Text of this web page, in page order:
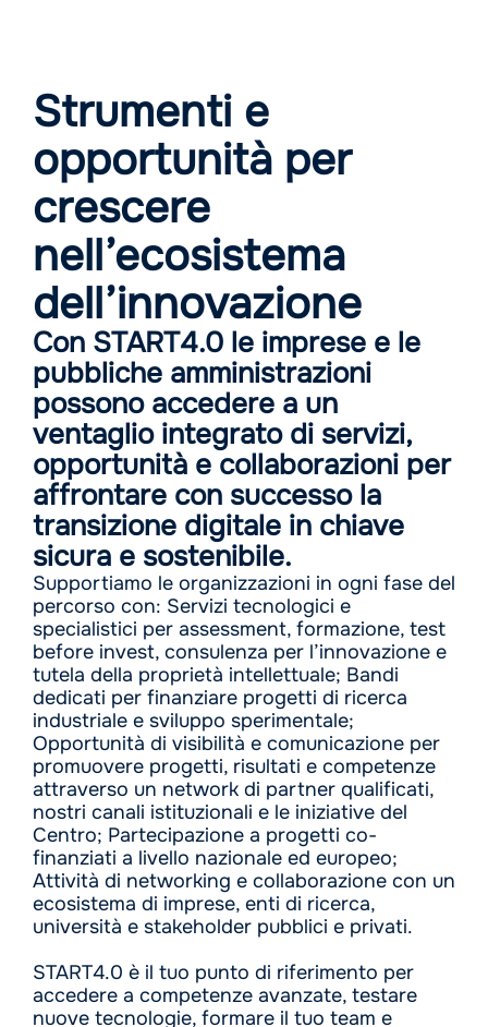
Strumenti e
opportunità per
crescere
nell’ecosistema
dell’innovazione
Con START4.0 le imprese e le
pubbliche amministrazioni
possono accedere a un
ventaglio integrato di servizi,
opportunità e collaborazioni per
affrontare con successo la
transizione digitale in chiave
sicura e sostenibile.
Supportiamo le organizzazioni in ogni fase del
percorso con: Servizi tecnologici e
specialistici per assessment, formazione, test
before invest, consulenza per l’innovazione e
tutela della proprietà intellettuale; Bandi
dedicati per finanziare progetti di ricerca
industriale e sviluppo sperimentale;
Opportunità di visibilità e comunicazione per
promuovere progetti, risultati e competenze
attraverso un network di partner qualificati,
nostri canali istituzionali e le iniziative del
Centro; Partecipazione a progetti co-
finanziati a livello nazionale ed europeo;
Attività di networking e collaborazione con un
ecosistema di imprese, enti di ricerca,
università e stakeholder pubblici e privati.
START4.0 è il tuo punto di riferimento per
accedere a competenze avanzate, testare
nuove tecnologie, formare il tuo team e